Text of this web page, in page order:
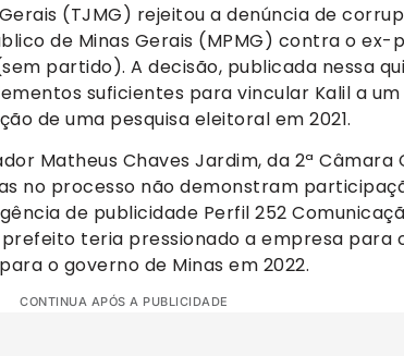
(TJMG) rejeitou a denúncia de
de Minas Gerais (MPMG) contra o ex-
partido). A decisão, publicada nessa
suficientes para vincular Kalil a
de uma pesquisa eleitoral em 2021.
Matheus Chaves Jardim, da 2ª Câmara
no processo não demonstram
de publicidade Perfil 252
teria pressionado a empresa para
o governo de Minas em 2022.
CONTINUA APÓS A PUBLICIDADE